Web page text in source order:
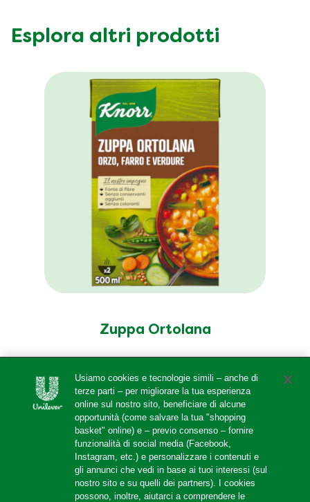
Esplora altri prodotti
Zuppa Ortolana
Usiamo cookies e tecnologie simili – anche di
terze parti – per migliorare la tua esperienza
online sul nostro sito, beneficiare di alcune
opportunità (come salvare la tua "shopping
basket" online) e – previo consenso – fornire
funzionalità di social media (Facebook,
Instagram, etc.) e personalizzare i contenuti e
gli annunci che vedi in base ai tuoi interessi (sul
nostro sito e su quelli dei partners). I cookies
possono, inoltre, aiutarci a comprendere le